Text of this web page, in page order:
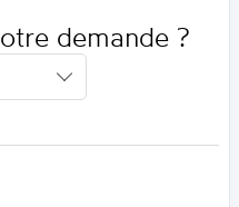
demande ?